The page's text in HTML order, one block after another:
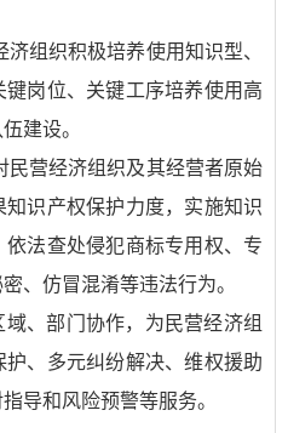
组织积极培养使用知识型、
岗位、关键工序培养使用高
建设。
民营经济组织及其经营者原始
识产权保护力度，实施知识
法查处侵犯商标专用权、专
、仿冒混淆等违法行为。
、部门协作，为民营经济组
、多元纠纷解决、维权援助
导和风险预警等服务。